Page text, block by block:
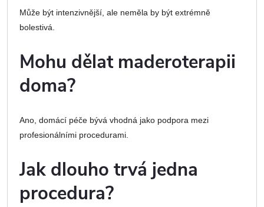
Může být intenzivnější, ale neměla by být extrémně
bolestivá.
Mohu dělat maderoterapii
doma?
Ano, domácí péče bývá vhodná jako podpora mezi
profesionálními procedurami.
Jak dlouho trvá jedna
procedura?